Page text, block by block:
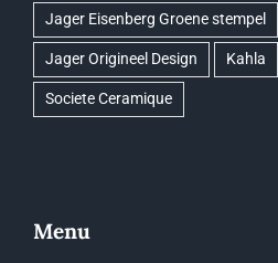
Jager Eisenberg Groene stempel
Jager Origineel Design Kahla
Societe Ceramique
Menu